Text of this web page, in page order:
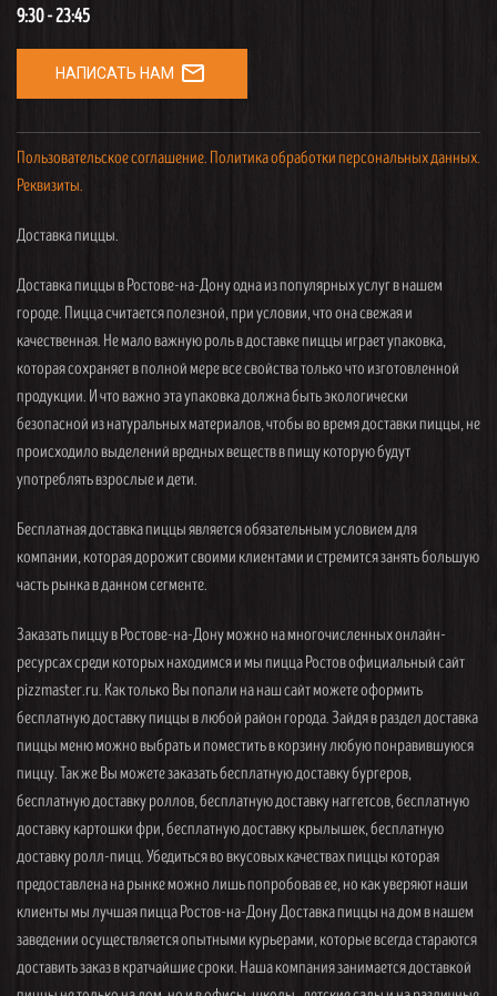
9:30 - 23:45
НАПИСАТЬ НАМ mail_outline
Пользовательское соглашение. Политика обработки персональных данных.
Реквизиты.
Доставка пиццы.
Доставка пиццы в Ростове-на-Дону одна из популярных услуг в нашем
городе. Пицца считается полезной, при условии, что она свежая и
качественная. Не мало важную роль в доставке пиццы играет упаковка,
которая сохраняет в полной мере все свойства только что изготовленной
продукции. И что важно эта упаковка должна быть экологически
безопасной из натуральных материалов, чтобы во время доставки пиццы, не
происходило выделений вредных веществ в пищу которую будут
употреблять взрослые и дети.
Бесплатная доставка пиццы является обязательным условием для
компании, которая дорожит своими клиентами и стремится занять большую
часть рынка в данном сегменте.
Заказать пиццу в Ростове-на-Дону можно на многочисленных онлайн-
ресурсах среди которых находимся и мы пицца Ростов официальный сайт
pizzmaster.ru. Как только Вы попали на наш сайт можете оформить
бесплатную доставку пиццы в любой район города. Зайдя в раздел доставка
пиццы меню можно выбрать и поместить в корзину любую понравившуюся
пиццу. Так же Вы можете заказать бесплатную доставку бургеров,
бесплатную доставку роллов, бесплатную доставку наггетсов, бесплатную
доставку картошки фри, бесплатную доставку крылышек, бесплатную
доставку ролл-пицц. Убедиться во вкусовых качествах пиццы которая
предоставлена на рынке можно лишь попробовав ее, но как уверяют наши
клиенты мы лучшая пицца Ростов-на-Дону Доставка пиццы на дом в нашем
заведении осуществляется опытными курьерами, которые всегда стараются
доставить заказ в кратчайшие сроки. Наша компания занимается доставкой